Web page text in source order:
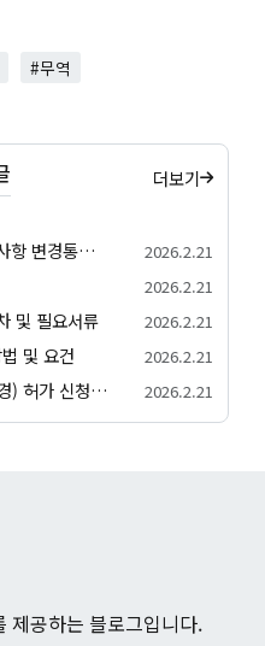
#무역
더보기
정신요양시설 설치허가 및 허가사항 변경통지 허가 절차 안내 2026.2.21
2026.2.21
및 필요서류 2026.2.21
및 요건 2026.2.21
상주시 노인종합복지관 사용(변경) 허가 신청서 허가 절차 안내 2026.2.21
제공하는 블로그입니다.